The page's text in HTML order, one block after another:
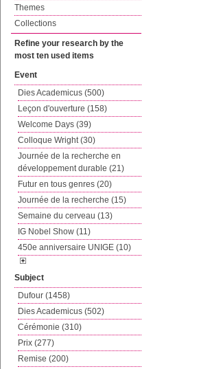
Themes
Collections
Refine your research by the
most ten used items
Event
Dies Academicus (500)
Leçon d'ouverture (158)
Welcome Days (39)
Colloque Wright (30)
Journée de la recherche en
développement durable (21)
Futur en tous genres (20)
Journée de la recherche (15)
Semaine du cerveau (13)
IG Nobel Show (11)
450e anniversaire UNIGE (10)
Subject
Dufour (1458)
Dies Academicus (502)
Cérémonie (310)
Prix (277)
Remise (200)